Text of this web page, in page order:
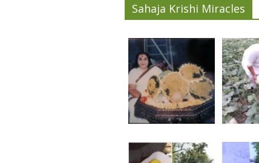
Sahaja Krishi Miracles